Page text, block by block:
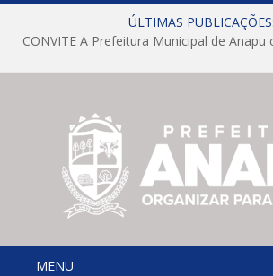
ÚLTIMAS PUBLICAÇÕES:
MENU